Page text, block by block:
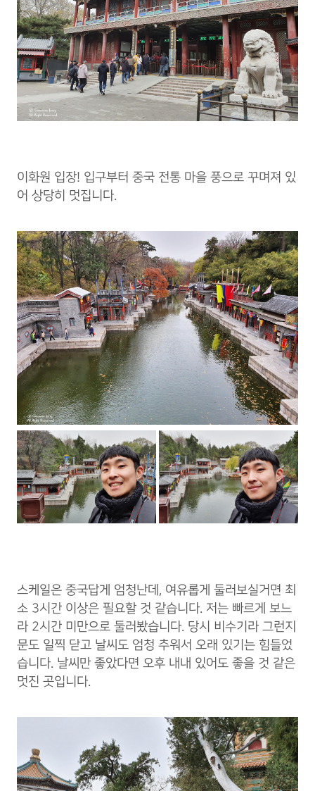
이화원 입장! 입구부터 중국 전통 마을 풍으로 꾸며져 있
어 상당히 멋집니다.
스케일은 중국답게 엄청난데, 여유롭게 둘러보실거면 최
소 3시간 이상은 필요할 것 같습니다. 저는 빠르게 보느
라 2시간 미만으로 둘러봤습니다. 당시 비수기라 그런지
문도 일찍 닫고 날씨도 엄청 추워서 오래 있기는 힘들었
습니다. 날씨만 좋았다면 오후 내내 있어도 좋을 것 같은
멋진 곳입니다.